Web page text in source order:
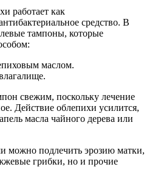
работает как
средство. В
тампоны, которые
маслом.
свежим, поскольку лечение
Действие облепихи усилится,
масла чайного дерева или
можно подлечить эрозию матки,
грибки, но и прочие